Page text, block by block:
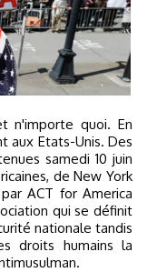
n'importe quoi. En
aux Etats-Unis. Des
samedi 10 juin
de New York
ACT for America
qui se définit
nationale tandis
droits humains la